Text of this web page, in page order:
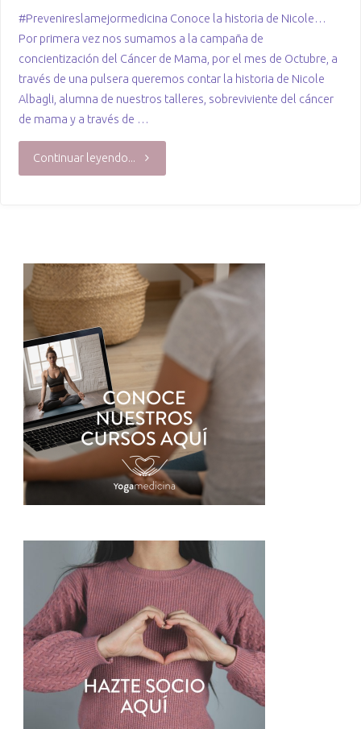
#Prevenireslamejormedicina Conoce la historia de Nicole…
Por primera vez nos sumamos a la campaña de
concientización del Cáncer de Mama, por el mes de Octubre, a
través de una pulsera queremos contar la historia de Nicole
Albagli, alumna de nuestros talleres, sobreviviente del cáncer
de mama y a través de …
Continuar leyendo..."Campaña
mama"